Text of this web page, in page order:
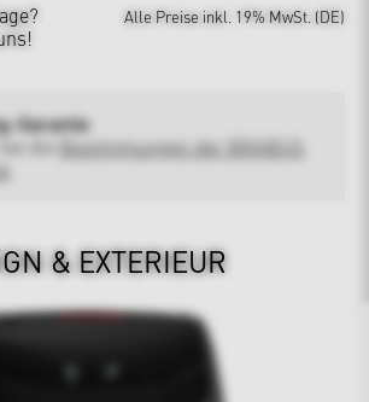
Alle Preise inkl. 19% MwSt. (DE)
Garantie
die
Bestimmungen der BRABUS
& EXTERIEUR